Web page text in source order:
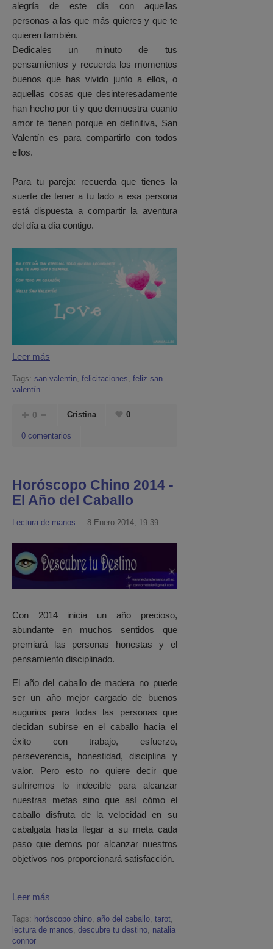
alegría de este día con aquellas
personas a las que más quieres y que te
quieren también.
Dedicales un minuto de tus
pensamientos y recuerda los momentos
buenos que has vivido junto a ellos, o
aquellas cosas que desinteresadamente
han hecho por tí y que demuestra cuanto
amor te tienen porque en definitiva, San
Valentín es para compartirlo con todos
ellos.
Para tu pareja: recuerda que tienes la
suerte de tener a tu lado a esa persona
está dispuesta a compartir la aventura
del día a día contigo.
Leer más
Tags: san valentin felicitaciones feliz san
valentín
0 Cristina 0
0 comentarios
Horóscopo Chino 2014 -
El Año del Caballo
Lectura de manos 8 Enero 2014, 19:39
Con 2014 inicia un año precioso,
abundante en muchos sentidos que
premiará las personas honestas y el
pensamiento disciplinado.
El año del caballo de madera no puede
ser un año mejor cargado de buenos
augurios para todas las personas que
decidan subirse en el caballo hacia el
éxito con trabajo, esfuerzo,
perseverencia, honestidad, disciplina y
valor. Pero esto no quiere decir que
sufriremos lo indecible para alcanzar
nuestras metas sino que así cómo el
caballo disfruta de la velocidad en su
cabalgata hasta llegar a su meta cada
paso que demos por alcanzar nuestros
objetivos nos proporcionará satisfacción.
Leer más
Tags: horóscopo chino año del caballo tarot
lectura de manos descubre tu destino natalia
connor